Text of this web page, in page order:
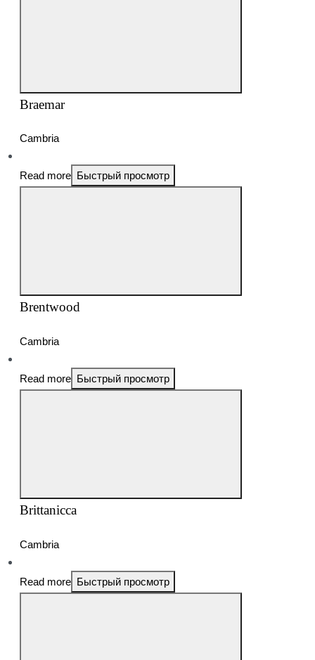
Braemar
Cambria
Read more Быстрый просмотр
Brentwood
Cambria
Read more Быстрый просмотр
Brittanicca
Cambria
Read more Быстрый просмотр